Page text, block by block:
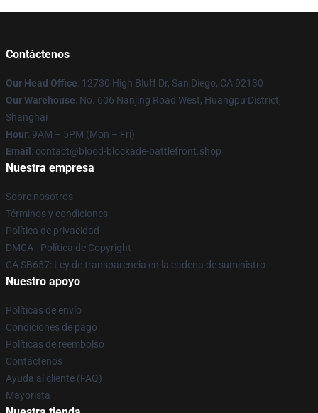
Contáctenos
Our Head Office: 12730 High Bluff Dr, San Diego, CA 92130
Our Warehouse: No. 606 Nanjing Road West, Huangpu District,
Shanghai
Hour: 9AM – 5PM (Mon – Fri)
Email : contact@blood-blockade-battlefront.shop
Nuestra empresa
Sobre nosotros
Términos y condiciones
Política de privacidad
DMCA - Política de Copyright
CA SB657: Ley de transparencia en la cadena de suministro
Nuestro apoyo
Políticas de envío
Condiciones de pago
Políticas de reembolso
Contáctenos
Ayuda al cliente (FAQ)
Mayorista